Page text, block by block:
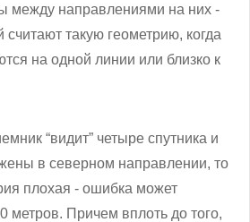
между направлениями на них -
такую геометрию, когда
на одной линии или близко к
“видит” четыре спутника и
в северном направлении, то
плохая - ошибка может
метров. Причем вплоть до того,